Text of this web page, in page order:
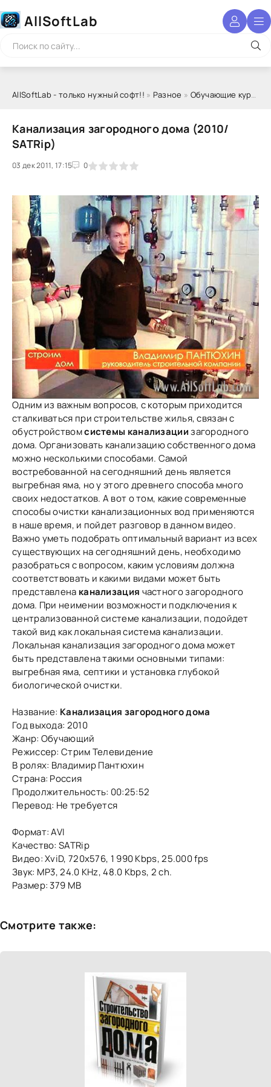
AllSoftLab
AllSoftLab - только нужный софт!! » Разное » Обучающие курсы
Канализация загородного дома (2010/
SATRip)
03 дек 2011, 17:15 0
1 2 3 4 5
Одним из важным вопросов, с которым приходится
сталкиваться при строительстве жилья, связан с
обустройствомсистемы канализациизагородного
дома. Организовать канализацию собственного дома
можно несколькими способами. Самой
востребованной на сегодняшний день является
выгребная яма, но у этого древнего способа много
своих недостатков. А вот о том, какие современные
способы очистки канализационных вод применяются
в наше время, и пойдет разговор в данном видео.
Важно уметь подобрать оптимальный вариант из всех
существующих на сегодняшний день, необходимо
разобраться с вопросом, каким условиям должна
соответствовать и какими видами может быть
представлена канализация частного загородного
дома. При неимении возможности подключения к
централизованной системе канализации, подойдет
такой вид как локальная система канализации.
Локальная канализация загородного дома может
быть представлена такими основными типами:
выгребная яма, септики и установка глубокой
биологической очистки.
Название: Канализация загородного дома
Год выхода: 2010
Жанр: Обучающий
Режиссер: Стрим Телевидение
В ролях: Владимир Пантюхин
Страна: Россия
Продолжительность: 00:25:52
Перевод: Не требуется
Формат: AVI
Качество: SATRip
Видео: XviD, 720x576, 1 990 Kbps, 25.000 fps
Звук: MP3, 24.0 KHz, 48.0 Kbps, 2 ch.
Размер: 379 MB
Смотрите также: